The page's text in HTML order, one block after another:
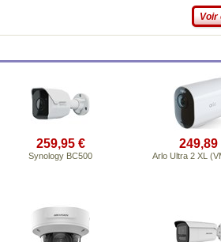
Voir
259,95 €
Synology BC500
249,89
Arlo Ultra 2 XL